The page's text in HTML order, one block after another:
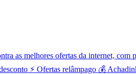
as melhores ofertas da internet, com
⚡ Ofertas relâmpago 💰